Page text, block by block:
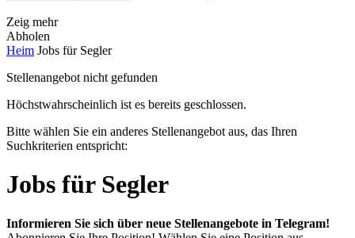
Zeig mehr
Abholen
Heim Jobs für Segler
Stellenangebot nicht gefunden
Höchstwahrscheinlich ist es bereits geschlossen.
Bitte wählen Sie ein anderes Stellenangebot aus, das Ihren
Suchkriterien entspricht:
Jobs für Segler
Informieren Sie sich über neue Stellenangebote in Telegram!